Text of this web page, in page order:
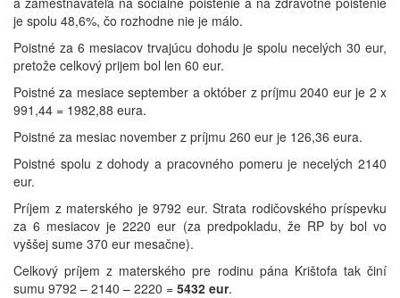
je spolu 48,6%, čo rozhodne nie je málo.
Poistné za 6 mesiacov trvajúcu dohodu je spolu necelých 30 eur,
pretože celkový prijem bol len 60 eur.
Poistné za mesiace september a október z príjmu 2040 eur je 2 x
991,44 = 1982,88 eura.
Poistné za mesiac november z príjmu 260 eur je 126,36 eura.
Poistné spolu z dohody a pracovného pomeru je necelých 2140
eur.
Príjem z materského je 9792 eur. Strata rodičovského príspevku
za 6 mesiacov je 2220 eur (za predpokladu, že RP by bol vo
vyššej sume 370 eur mesačne).
Celkový príjem z materského pre rodinu pána Krištofa tak činí
sumu 9792 – 2140 – 2220 = 5432 eur.